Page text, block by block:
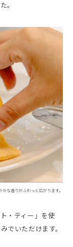
。
かな香りがふわっと広がります。
・ティー」を使
でいただけます。